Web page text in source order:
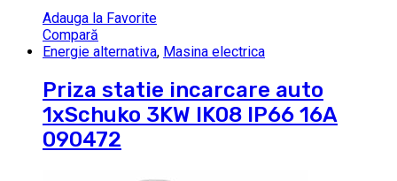
Adauga la Favorite
Compară
Energie alternativa, Masina electrica
Priza statie incarcare auto
1xSchuko 3KW IK08 IP66 16A
090472